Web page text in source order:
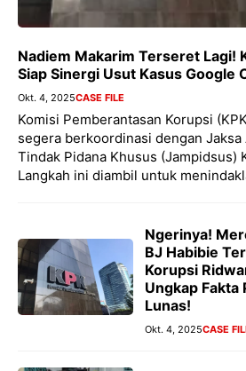
Nadiem Makarim Terseret Lagi!
Siap Sinergi Usut Kasus Google
Okt. 4, 2025CASE FILE
Komisi Pemberantasan Korupsi
segera berkoordinasi dengan Jaksa
Tindak Pidana Khusus (Jampidsus)
Langkah ini diambil untuk
Ngerinya!
BJ Habibie
Korupsi
Ungkap Fakta
Lunas!
Okt. 4, 2025CASE